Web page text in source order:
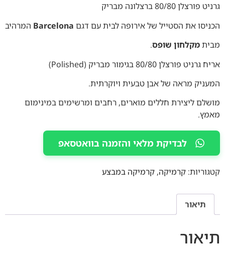
גרניט פורצלן 80/80 ברצלונה מבריק
הכניסו את הסטייל של אירופה לבית עם דגם Barcelona המרהיב
מביתמקלחון שופס.
אריח גרניט פורצלן 80/80 בגימור מבריק (Polished)
המעניק מראה של אבן טבעית ויוקרתית.
מושלם ליצירת חללים מוארים, רחבים ומרשימים במינימום
מאמץ.
לבדיקת מלאי והזמנה בוואטסאפ
קטגוריות: קרמיקה, קרמיקה במבצע
תיאור
תיאור